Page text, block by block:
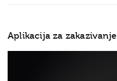
Aplikacija za zakazivanje